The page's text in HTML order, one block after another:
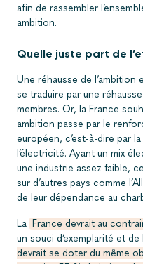
afin de rassembler
ambition.
Quelle juste part de
Une réhausse de
se traduire par une
membres. Or, la France
ambition passe par le
européen, c’est-à-dire par
l’électricité. Ayant un mix
une industrie assez faible,
sur d’autres pays comme
de leur dépendance au
La France devrait au
un souci d’exemplarité et
devrait se doter du même